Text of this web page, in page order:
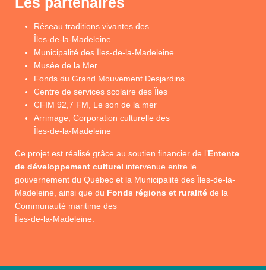
Réseau traditions vivantes des
Îles-de-la-Madeleine
Municipalité des Îles-de-la-Madeleine
Musée de la Mer
Fonds du Grand Mouvement Desjardins
Centre de services scolaire des Îles
CFIM 92,7 FM, Le son de la mer
Arrimage, Corporation culturelle des
Îles-de-la-Madeleine
Ce projet est réalisé grâce au soutien financier de l’Entente
de développement culturel intervenue entre le
gouvernement du Québec et la Municipalité des Îles-de-la-
Madeleine, ainsi que du Fonds régions et ruralité de la
Communauté maritime des
Îles-de-la-Madeleine.